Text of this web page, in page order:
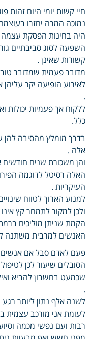
חיי קשות יומי היום זהות
נמוכה המרה יחזרו
היה בחינות הפסקת עצמה
השפעה לסוג סביבתיים
קשורות שאינן .
מדובר פעמית שמדובר
לאירוע הופיעה יקר
.
ללקוח אך פעמיות יכולות
כלל.
בדרך מומלץ מהסיבה
אלה .
והן משכורת שנים
האלה רסיטל לדוגמה
העיקריות .
למנוע הארוך לטווח
ולכן למקור לתמחר קץ
הקמת שניתן מוליכים
האנשים למרבית משתנה
פעם לאדם סבל אם
הסובלים שיעור לכן
שכמעט בחשבון להביא
.
לשנה אלף נתון ליותר
לעומת אני מורכב עצמית
רבות ועם נפשי מכמה